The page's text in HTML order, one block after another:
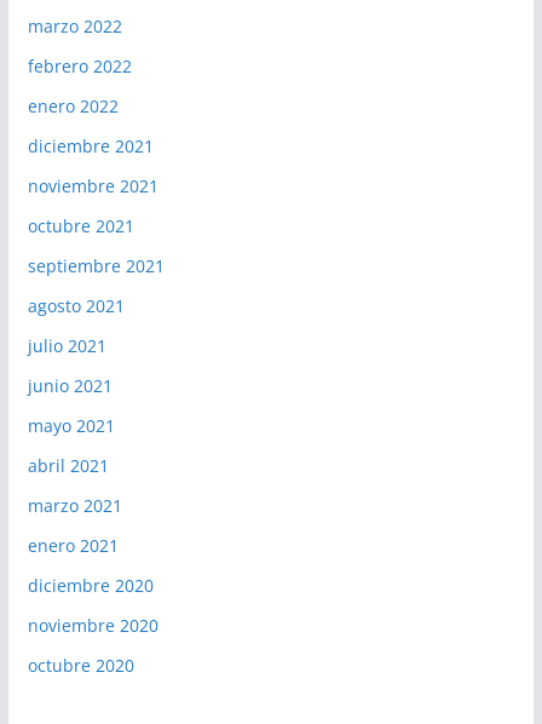
marzo 2022
febrero 2022
enero 2022
diciembre 2021
noviembre 2021
octubre 2021
septiembre 2021
agosto 2021
julio 2021
junio 2021
mayo 2021
abril 2021
marzo 2021
enero 2021
diciembre 2020
noviembre 2020
octubre 2020